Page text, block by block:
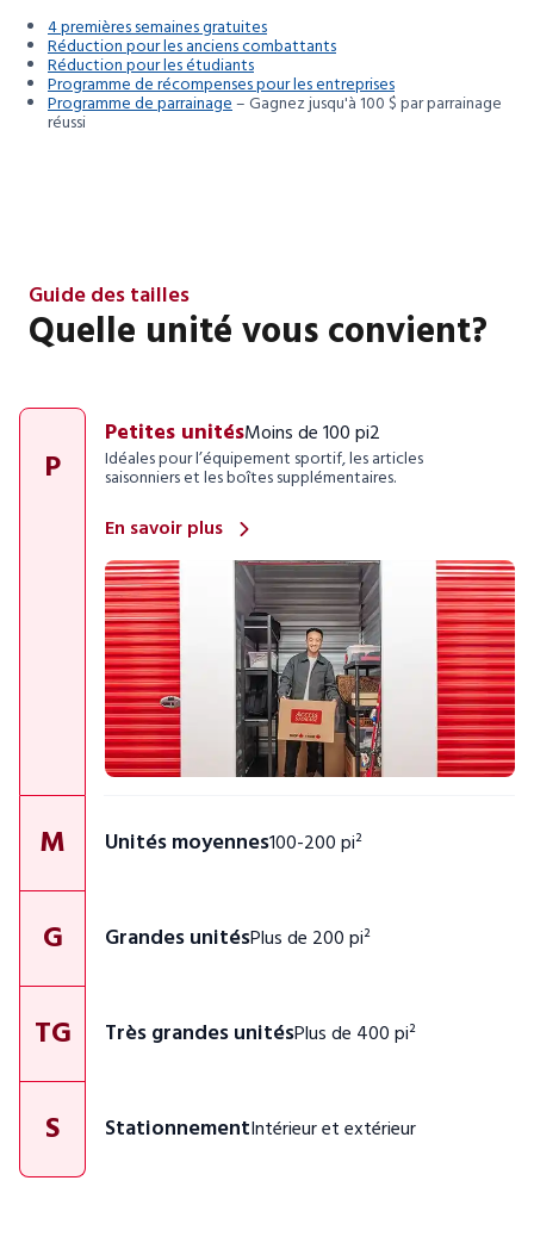
4 premières semaines gratuites
Réduction pour les anciens combattants
Réduction pour les étudiants
Programme de récompenses pour les entreprises
Programme de parrainage– Gagnez jusqu'à 100 $ par parrainage
réussi
Guide des tailles
Quelle unité vous convient?
P
Petites unitésMoins de 100 pi2
Idéales pour l’équipement sportif, les articles
saisonniers et les boîtes supplémentaires.
En savoir plus
M Unités moyennes100-200 pi²
G Grandes unitésPlus de 200 pi²
TG Très grandes unitésPlus de 400 pi²
S StationnementIntérieur et extérieur